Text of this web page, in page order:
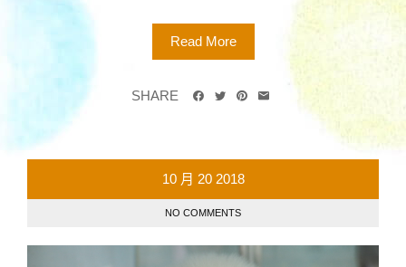
Read More
SHARE
10 月 20 2018
NO COMMENTS